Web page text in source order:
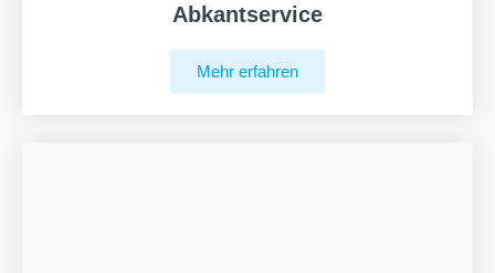
Abkantservice
Mehr erfahren